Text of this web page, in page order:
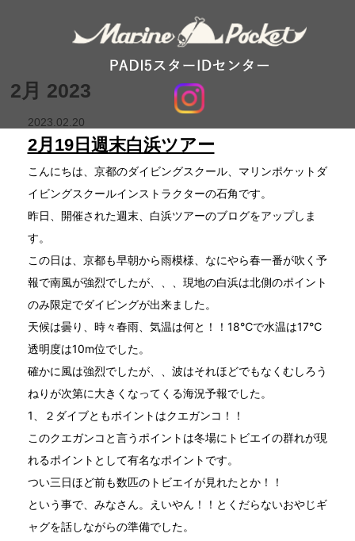
2月 2023
2023.02.20
2月19日週末白浜ツアー
こんにちは、京都のダイビングスクール、マリンポケットダ
イビングスクールインストラクターの石角です。
昨日、開催された週末、白浜ツアーのブログをアップしま
す。
この日は、京都も早朝から雨模様、なにやら春一番が吹く予
報で南風が強烈でしたが、、、現地の白浜は北側のポイント
のみ限定でダイビングが出来ました。
天候は曇り、時々春雨、気温は何と！！18℃で水温は17℃
透明度は10m位でした。
確かに風は強烈でしたが、、波はそれほどでもなくむしろう
ねりが次第に大きくなってくる海況予報でした。
1、２ダイブともポイントはクエガンコ！！
このクエガンコと言うポイントは冬場にトビエイの群れが現
れるポイントとして有名なポイントです。
つい三日ほど前も数匹のトビエイが見れたとか！！
という事で、みなさん。えいやん！！とくだらないおやじギ
ャグを話しながらの準備でした。